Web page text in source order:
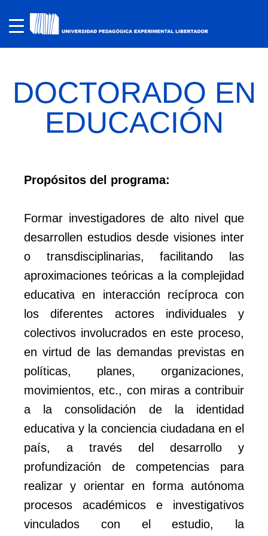
DOCTORADO EN
EDUCACIÓN
Propósitos del programa:
Formar investigadores de alto nivel que
desarrollen estudios desde visiones inter
o transdisciplinarias, facilitando las
aproximaciones teóricas a la complejidad
educativa en interacción recíproca con
los diferentes actores individuales y
colectivos involucrados en este proceso,
en virtud de las demandas previstas en
políticas, planes, organizaciones,
movimientos, etc., con miras a contribuir
a la consolidación de la identidad
educativa y la conciencia ciudadana en el
país, a través del desarrollo y
profundización de competencias para
realizar y orientar en forma autónoma
procesos académicos e investigativos
vinculados con el estudio, la